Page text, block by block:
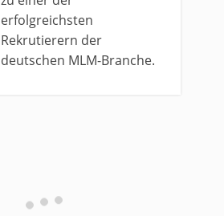
erfolgreichsten
Rekrutierern der
deutschen MLM-Branche.
0 comments